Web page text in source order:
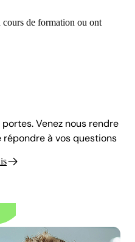
cours de formation ou ont
Venez nous rendre
répondre à vos questions